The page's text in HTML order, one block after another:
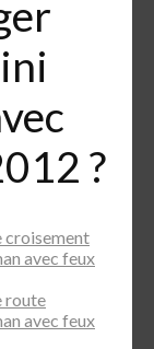
?
croisement
avec feux
route
avec feux